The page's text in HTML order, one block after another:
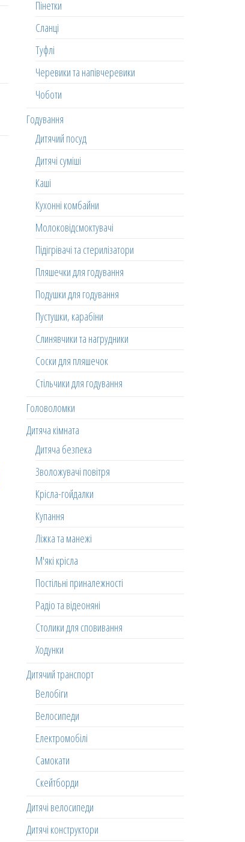
Пінетки
Сланці
Туфлі
Черевики та напівчеревики
Чоботи
Годування
Дитячий посуд
Дитячі суміші
Каші
Кухонні комбайни
Молоковідсмоктувачі
Підігрівачі та стерилізатори
Пляшечки для годування
Подушки для годування
Пустушки, карабіни
Слинявчики та нагрудники
Соски для пляшечок
Стільчики для годування
Головоломки
Дитяча кімната
Дитяча безпека
Зволожувачі повітря
Крісла-гойдалки
Купання
Ліжка та манежі
М'які крісла
Постільні приналежності
Радіо та відеоняні
Столики для сповивання
Ходунки
Дитячий транспорт
Велобіги
Велосипеди
Електромобілі
Самокати
Скейтборди
Дитячі велосипеди
Дитячі конструктори